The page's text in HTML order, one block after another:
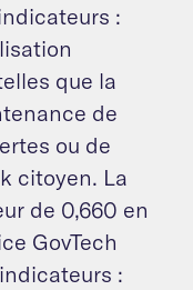
:
que la
de
ou de
citoyen. La
de 0,660 en
GovTech
: